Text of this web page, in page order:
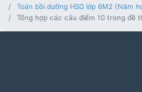
Toán bồi dưỡng HSG lớp 6M2 (Năm
Tổng hợp các câu điểm 10 trong đề